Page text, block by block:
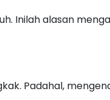
Inilah alasan
Padahal,